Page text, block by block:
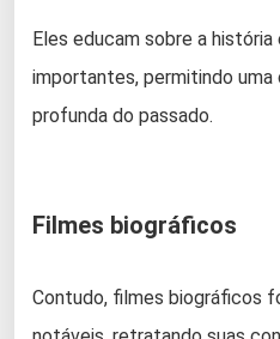
Eles educam sobre a
importantes, permitindo uma
profunda do passado.
Filmes biográficos
Contudo, filmes biográficos